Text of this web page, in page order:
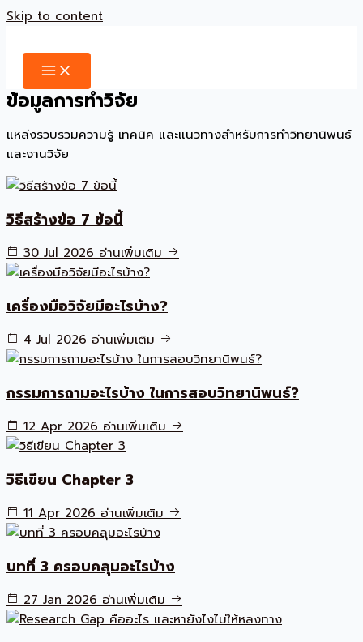
Skip to content
ข้อมูลการทำวิจัย
แหล่งรวบรวมความรู้ เทคนิค และแนวทางสำหรับการทำวิทยานิพนธ์
และงานวิจัย
วิธีสร้างข้อ 7 ข้อนี้
30 Jul 2026 อ่านเพิ่มเติม
เครื่องมือวิจัยมีอะไรบ้าง?
4 Jul 2026 อ่านเพิ่มเติม
กรรมการถามอะไรบ้าง ในการสอบวิทยานิพนธ์?
12 Apr 2026 อ่านเพิ่มเติม
วิธีเขียน Chapter 3
11 Apr 2026 อ่านเพิ่มเติม
บทที่ 3 ครอบคลุมอะไรบ้าง
27 Jan 2026 อ่านเพิ่มเติม